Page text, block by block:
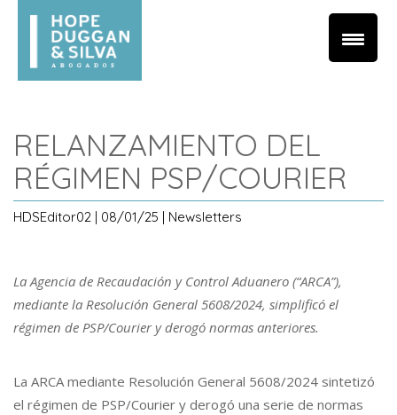
RELANZAMIENTO DEL
RÉGIMEN PSP/COURIER
HDSEditor02 | 08/01/25 | Newsletters
La Agencia de Recaudación y Control Aduanero (“ARCA”),
mediante la Resolución General 5608/2024, simplificó el
régimen de PSP/Courier y derogó normas anteriores.
La ARCA mediante Resolución General 5608/2024 sintetizó
el régimen de PSP/Courier y derogó una serie de normas